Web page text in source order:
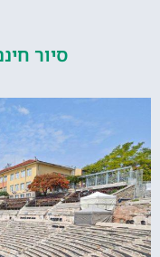
סיור חינם